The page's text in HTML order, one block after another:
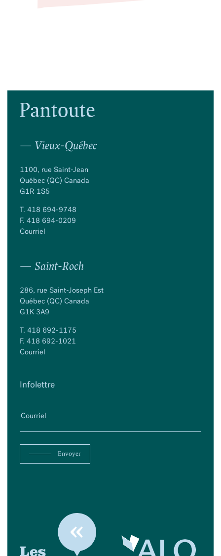
— Vieux-Québec
1100, rue Saint-Jean
Québec (QC) Canada
G1R 1S5
T. 418 694-9748
F. 418 694-0209
Courriel
— Saint-Roch
286, rue Saint-Joseph Est
Québec (QC) Canada
G1K 3A9
T. 418 692-1175
F. 418 692-1021
Courriel
Infolettre
Envoyer